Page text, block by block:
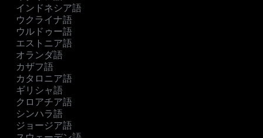
インドネシア語
ウクライナ語
ウルドゥー語
エストニア語
オランダ語
カザフ語
カタロニア語
ギリシャ語
クロアチア語
シンハラ語
ジョージア語